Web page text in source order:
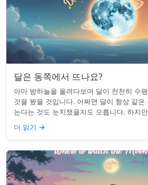
달은 동쪽에서 뜨나요?
아마 밤하늘을 올려다보며 달이 천천히 수
것을 봤을 것입니다. 어쩌면 달이 항상 같
는다는 것도 눈치챘을지도 모릅니다. 하지
달은 정말 매번 동쪽에서 뜰까요?...
더 읽기 →